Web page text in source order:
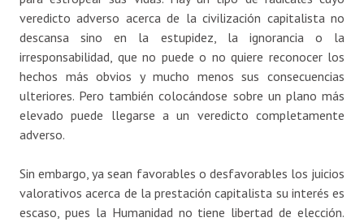
veredicto adverso acerca de la civilización capitalista no
descansa sino en la estupidez, la ignorancia o la
irresponsabilidad, que no puede o no quiere reconocer los
hechos más obvios y mucho menos sus consecuencias
ulteriores. Pero también colocándose sobre un plano más
elevado puede llegarse a un veredicto completamente
adverso.
Sin embargo, ya sean favorables o desfavorables los juicios
valorativos acerca de la prestación capitalista su interés es
escaso, pues la Humanidad no tiene libertad de elección.